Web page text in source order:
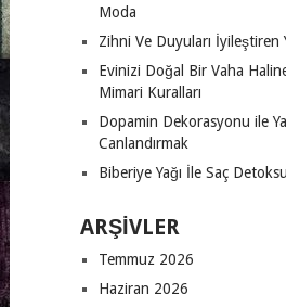
Moda
Zihni Ve Duyuları İyileştiren
Evinizi Doğal Bir Vaha
Mimari Kuralları
Dopamin Dekorasyonu ile
Canlandırmak
Biberiye Yağı İle Saç Detoksu
ARŞIVLER
Temmuz 2026
Haziran 2026